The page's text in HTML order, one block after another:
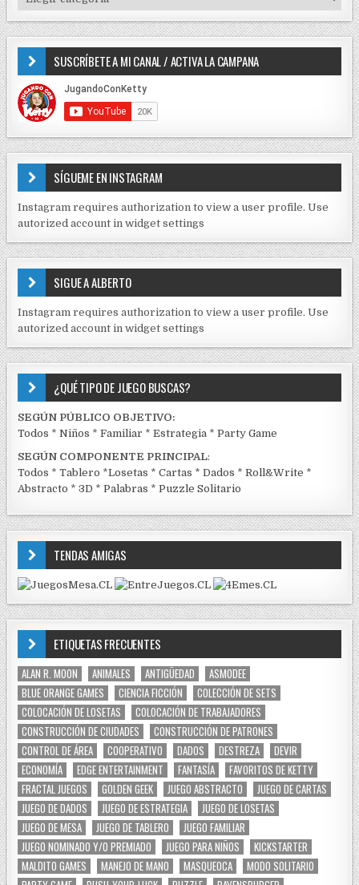
r
:
I
P
D
E
C
O
N
T
I
D
S
E
J
C
K
SUSCRÍBETE A MI CANAL / ACTIVA LA CAMPANA
SÍGUEME EN INSTAGRAM
Instagram requires authorization to view a user profile. Use
autorized account in widget settings
SIGUE A ALBERTO
Instagram requires authorization to view a user profile. Use
autorized account in widget settings
¿QUÉ TIPO DE JUEGO BUSCAS?
SEGÚN PÚBLICO OBJETIVO:
Todos *Niños *Familiar *Estrategia *Party Game
SEGÚN COMPONENTE PRINCIPAL:
Todos *Tablero *Losetas *Cartas *Dados *Roll&Write *
Abstracto *3D *Palabras *Puzzle Solitario
TENDAS AMIGAS
ETIQUETAS FRECUENTES
ALAN R. MOON ANIMALES ANTIGÜEDAD
ASMODEE
BLUE ORANGE GAMES
CIENCIA FICCIÓN
COLECCIÓN DE SETS
COLOCACIÓN DE LOSETAS
COLOCACIÓN DE TRABAJADORES
CONSTRUCCIÓN DE CIUDADES
CONSTRUCCIÓN DE PATRONES
CONTROL DE ÁREA
COOPERATIVO DADOS DESTREZA
DEVIR
ECONOMÍA
EDGE ENTERTAINMENT FANTASÍA
FAVORITOS DE KETTY
FRACTAL JUEGOS
GOLDEN GEEK JUEGO ABSTRACTO
JUEGO DE CARTAS
JUEGO DE DADOS
JUEGO DE ESTRATEGIA
JUEGO DE LOSETAS
JUEGO DE MESA
JUEGO DE TABLERO
JUEGO FAMILIAR
JUEGO NOMINADO Y/O PREMIADO
JUEGO PARA NIÑOS
KICKSTARTER
MALDITO GAMES
MANEJO DE MANO MASQUEOCA
MODO SOLITARIO